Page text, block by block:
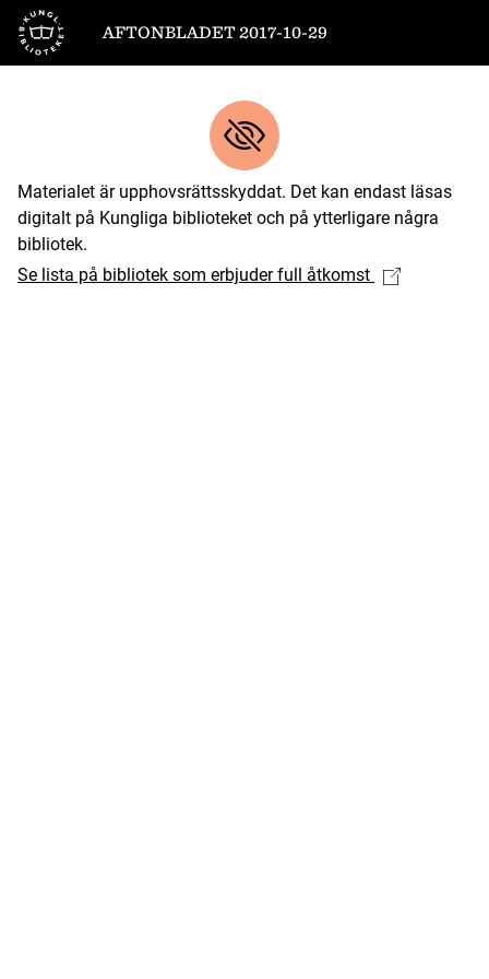
Till startsidan
AFTONBLADET 2017-10-29
Materialet är upphovsrättsskyddat. Det kan endast läsas
digitalt på Kungliga biblioteket och på ytterligare några
bibliotek.
Se lista på bibliotek som erbjuder full åtkomst